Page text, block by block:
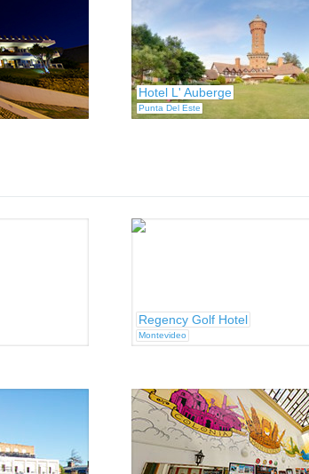
Hotel L' Auberge
Punta Del Este
Regency Golf Hotel
Montevideo